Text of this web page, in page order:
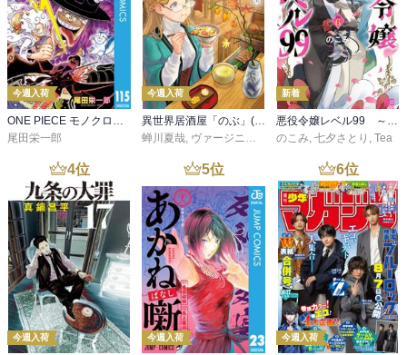
今週入荷
ONE PIECE モノクロ版 115
尾田栄一郎
今週入荷
異世界居酒屋「のぶ」(22)
蝉川夏哉, ヴァージニア二等兵 ,転
新着
悪役令嬢レベル99 ～私は裏ボスですが魔王ではありません～ その６
のこみ, 七夕さとり , Tea
4位
今週入荷
5位
今週入荷
6位
今週入荷